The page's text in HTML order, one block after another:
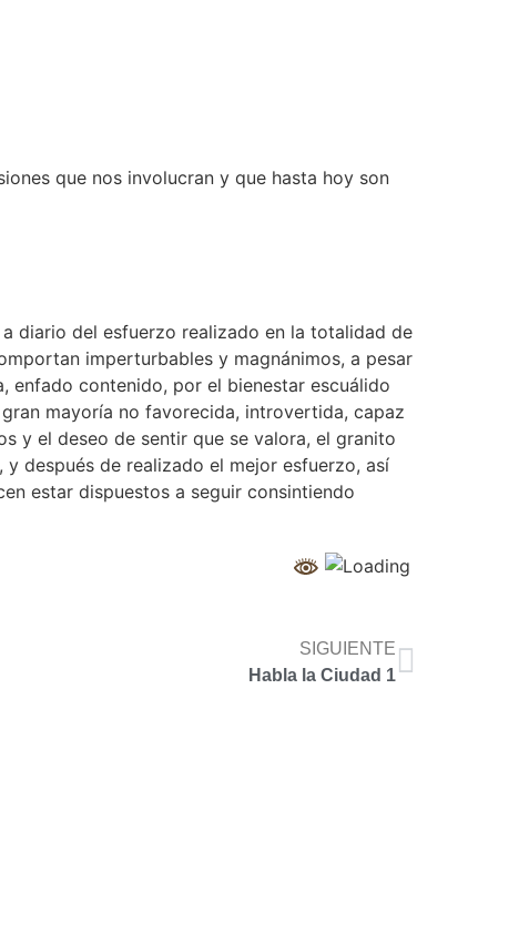
que nos involucran y que hasta hoy son
diario del esfuerzo realizado en la totalidad de
imperturbables y magnánimos, a pesar
enfado contenido, por el bienestar escuálido
mayoría no favorecida, introvertida, capaz
y el deseo de sentir que se valora, el granito
después de realizado el mejor esfuerzo, así
estar dispuestos a seguir consintiendo
SIGUIENTE
Habla la Ciudad 1